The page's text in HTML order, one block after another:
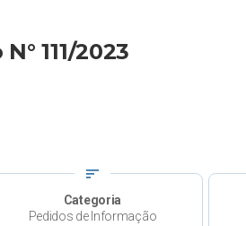
111/2023
sort
Categoria
Pedidos de Informação